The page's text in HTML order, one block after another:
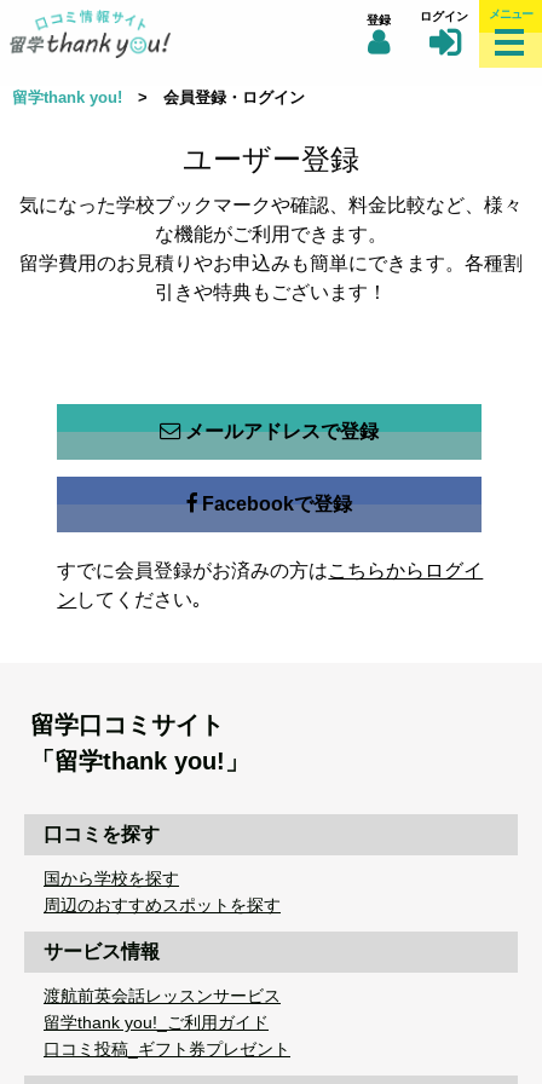
登録 ログイン メニュー
留学thank you! > 会員登録・ログイン
ユーザー登録
気になった学校ブックマークや確認、料金比較など、様々
な機能がご利用できます。
留学費用のお見積りやお申込みも簡単にできます。各種割
引きや特典もございます！
メールアドレスで登録
Facebookで登録
すでに会員登録がお済みの方はこちらからログイ
ン してください｡
留学口コミサイト
「留学thank you!」
口コミを探す
国から学校を探す
周辺のおすすめスポットを探す
サービス情報
渡航前英会話レッスンサービス
留学thank you!_ご利用ガイド
口コミ投稿_ギフト券プレゼント